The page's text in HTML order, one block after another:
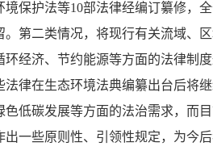
保护法等10部法律经编订纂修，
。第二类情况，将现行有关流域、
环经济、节约能源等方面的法律制
法律在生态环境法典编纂出台后将
色低碳发展等方面的法治需求，而
出一些原则性、引领性规定，为今